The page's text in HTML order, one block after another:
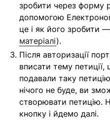
зробити через форму
допомогою
це і як його зробити
матеріалі).
Після авторизації
вписати тему
подавали таку
нічого не буде, ви
створювати петицію.
кнопку і йдемо далі.